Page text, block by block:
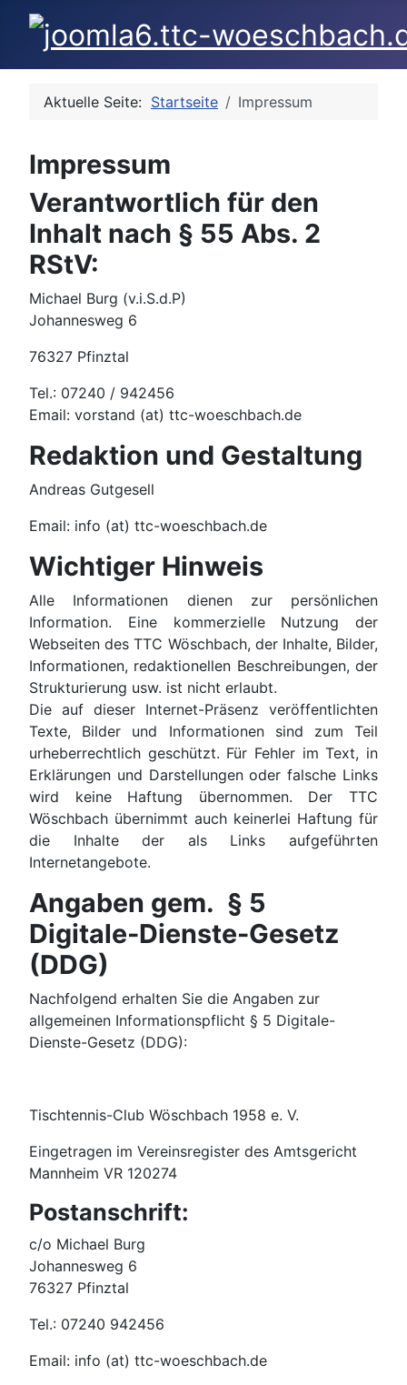
Aktuelle Seite: Startseite Impressum
Impressum
Verantwortlich für den
Inhalt nach § 55 Abs. 2
RStV:
Michael Burg (v.i.S.d.P)
Johannesweg 6
76327 Pfinztal
Tel.: 07240 / 942456
Email: vorstand (at) ttc-woeschbach.de
Redaktion und Gestaltung
Andreas Gutgesell
Email: info (at) ttc-woeschbach.de
Wichtiger Hinweis
Alle Informationen dienen zur persönlichen
Information. Eine kommerzielle Nutzung der
Webseiten des TTC Wöschbach, der Inhalte, Bilder,
Informationen, redaktionellen Beschreibungen, der
Strukturierung usw. ist nicht erlaubt.
Die auf dieser Internet-Präsenz veröffentlichten
Texte, Bilder und Informationen sind zum Teil
urheberrechtlich geschützt. Für Fehler im Text, in
Erklärungen und Darstellungen oder falsche Links
wird keine Haftung übernommen. Der TTC
Wöschbach übernimmt auch keinerlei Haftung für
die Inhalte der als Links aufgeführten
Internetangebote.
Angaben gem. § 5
Digitale-Dienste-Gesetz
(DDG)
Nachfolgend erhalten Sie die Angaben zur
allgemeinen Informationspflicht § 5 Digitale-
Dienste-Gesetz (DDG):
Tischtennis-Club Wöschbach 1958 e. V.
Eingetragen im Vereinsregister des Amtsgericht
Mannheim VR 120274
Postanschrift:
c/o Michael Burg
Johannesweg 6
76327 Pfinztal
Tel.: 07240 942456
Email: info (at) ttc-woeschbach.de